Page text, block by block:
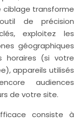
ciblage transforme
de précision
exploitez les
géographiques
horaires (si votre
appareils utilisés
audiences
de votre site.
consiste à